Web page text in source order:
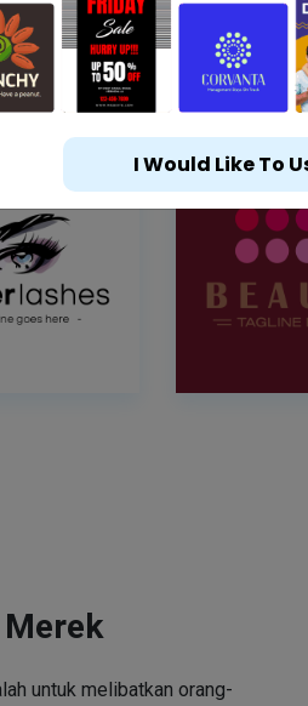
untuk melibatkan orang-
I Would Like To